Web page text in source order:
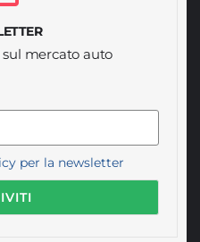
mercato auto
per la newsletter